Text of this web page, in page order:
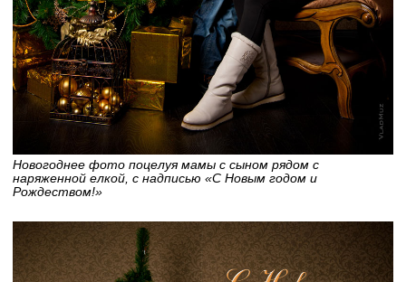
Новогоднее фото поцелуя мамы с сыном рядом с
наряженной елкой, с надписью «С Новым годом и
Рождеством!»